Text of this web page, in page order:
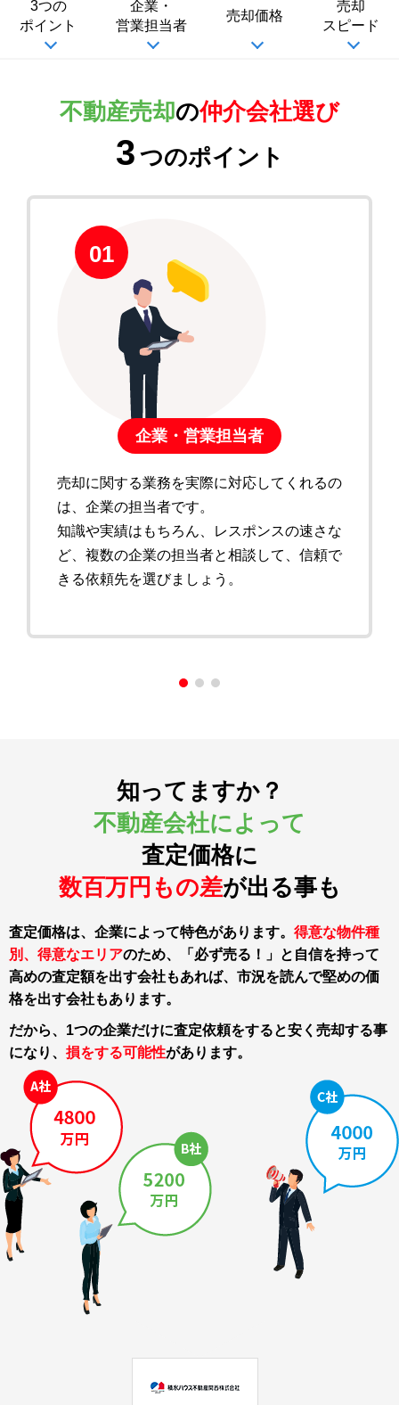
3つの
ポイント
企業・
営業担当者
売却価格
売却
スピード
不動産売却の仲介会社選び
3 つのポイント
01
企業・営業担当者
売却に関する業務を実際に対応してくれるの
は、企業の担当者です。
知識や実績はもちろん、レスポンスの速さな
ど、複数の企業の担当者と相談して、信頼で
きる依頼先を選びましょう。
知ってますか？
不動産会社によって
査定価格に
数百万円もの差が出る事も
査定価格は、企業によって特色があります。 得意な物件種
別、得意なエリアのため、「必ず売る！」と自信を持って
高めの査定額を出す会社もあれば、市況を読んで堅めの価
格を出す会社もあります。
だから、1つの企業だけに査定依頼をすると安く売却する事
になり、 損をする可能性があります。